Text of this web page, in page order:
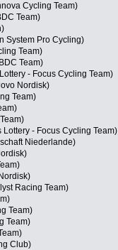
Cycling Team)
Team)
System Pro Cycling)
Team)
Team)
- Focus Cycling Team)
Nordisk)
Team)
- Focus Cycling Team)
Niederlande)
Racing Team)
Team)
Team)
Club)